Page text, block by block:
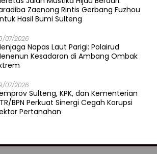
Zaenong Rintis Gerbang Fuzhou
Hasil Bumi Sulteng
07/2026
Napas Laut Parigi: Polairud
Kesadaran di Ambang Ombak
07/2026
Sulteng, KPK, dan Kementerian
BPN Perkuat Sinergi Cegah Korupsi
Pertanahan